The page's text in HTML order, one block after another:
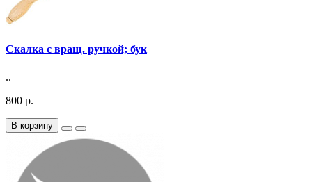
Скалка с вращ. ручкой; бук
..
800 р.
В корзину